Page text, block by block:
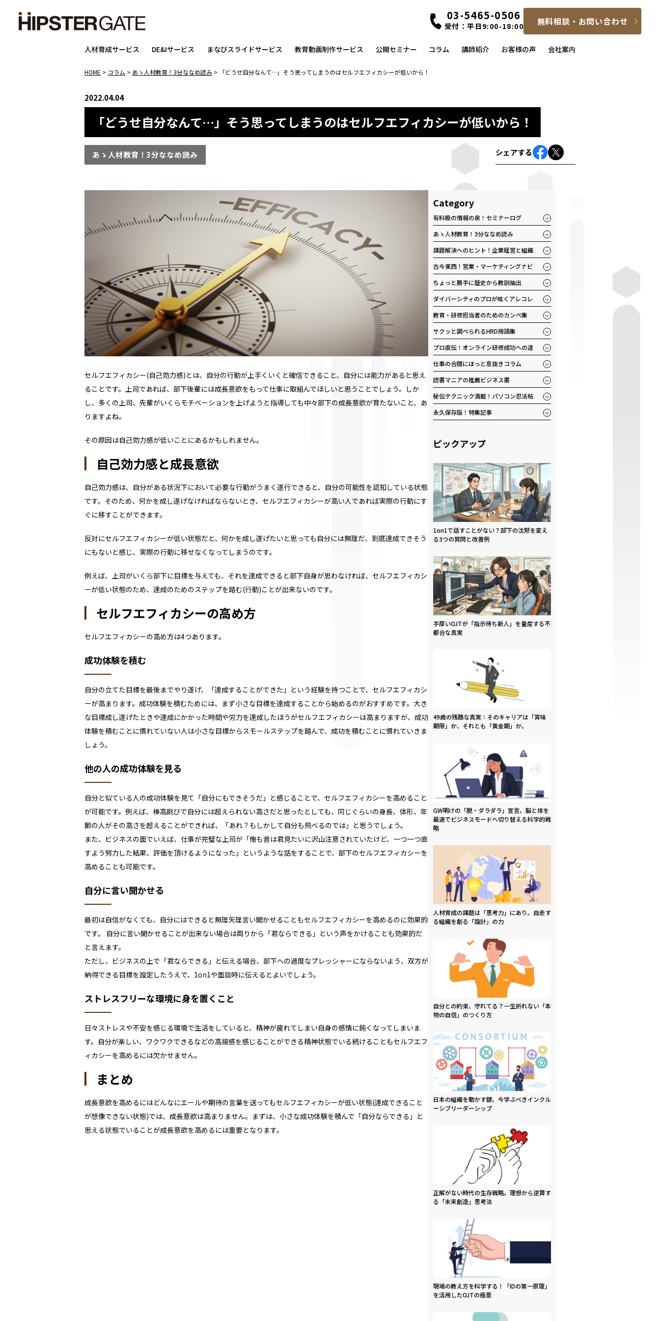
03-5465-0506
受付：平日9:00-18:00 無料相談・お問い合わせ
人材育成サービス DE&Iサービス まなびスライドサービス 教育動画制作サービス 公開セミナー コラム 講師紹介 お客様の声 会社案内
HOME > コラム > あゝ人材教育！3分ななめ読み > 「どうせ自分なんて…」そう思ってしまうのはセルフエフィカシーが低いから！
2022.04.04
「どうせ自分なんて…」そう思ってしまうのはセルフエフィカシーが低いから！
あゝ人材教育！3分ななめ読み シェアする
セルフエフィカシー(自己効力感)とは、自分の行動が上手くいくと確信できること、自分には能力があると思え
ることです。上司であれば、部下後輩には成長意欲をもって仕事に取組んでほしいと思うことでしょう。しか
し、多くの上司、先輩がいくらモチベーションを上げようと指導しても中々部下の成長意欲が育たないこと、あ
りますよね。
その原因は自己効力感が低いことにあるかもしれません。
自己効力感と成長意欲
自己効力感は、自分がある状況下において必要な行動がうまく遂行できると、自分の可能性を認知している状態
です。そのため、何かを成し遂げなければならないとき、セルフエフィカシーが高い人であれば実際の行動にす
ぐに移すことができます。
反対にセルフエフィカシーが低い状態だと、何かを成し遂げたいと思っても自分には無理だ、到底達成できそう
にもないと感じ、実際の行動に移せなくなってしまうのです。
例えば、上司がいくら部下に目標を与えても、それを達成できると部下自身が思わなければ、セルフエフィカシ
ーが低い状態のため、達成のためのステップを踏む(行動)ことが出来ないのです。
セルフエフィカシーの高め方
セルフエフィカシーの高め方は4つあります。
成功体験を積む
自分の立てた目標を最後までやり遂げ、「達成することができた」という経験を持つことで、セルフエフィカシ
ーが高まります。成功体験を積むためには、まず小さな目標を達成することから始めるのがおすすめです。大き
な目標成し遂げたときや達成にかかった時間や労力を達成したほうがセルフエフィカシーは高まりますが、成功
体験を積むことに慣れていない人は小さな目標からスモールステップを踏んで、成功を積むことに慣れていきま
しょう。
他の人の成功体験を見る
自分と似ている人の成功体験を見て「自分にもできそうだ」と感じることで、セルフエフィカシーを高めること
が可能です。例えば、棒高跳びで自分には超えられない高さだと思ったとしても、同じぐらいの身長、体形、年
齢の人がその高さを超えることができれば、「あれ？もしかして自分も飛べるのでは」と思うでしょう。
また、ビジネスの面でいえば、仕事が完璧な上司が「俺も昔は君見たいに沢山注意されていたけど、一つ一つ直
すよう努力した結果、評価を頂けるようになった」というような話をすることで、部下のセルフエフィカシーを
高めることも可能です。
自分に言い聞かせる
最初は自信がなくても、自分にはできると無理矢理言い聞かせることもセルフエフィカシーを高めるのに効果的
です。
自分に言い聞かせることが出来ない場合は周りから「君ならできる」という声をかけることも効果的だ
と言えます。
ただし、ビジネスの上で「君ならできる」と伝える場合、部下への過度なプレッシャーにならないよう、双方が
納得できる目標を設定したうえで、 1on1や面談時に伝えるとよいでしょう。
ストレスフリーな環境に身を置くこと
日々ストレスや不安を感じる環境で生活をしていると、精神が疲れてしまい自身の感情に鈍くなってしまいま
す。自分が楽しい、ワクワクできるなどの高揚感を感じることができる精神状態でいる続けることもセルフエフ
ィカシーを高めるには欠かせません。
まとめ
成長意欲を高めるにはどんなにエールや期待の言葉を送ってもセルフエフィカシーが低い状態(達成できること
が想像できない状態)では、成長意欲は高まりません。まずは、小さな成功体験を積んで「自分ならできる」と
思える状態でいることが成長意欲を高めるには重要となります。
Category
有料級の情報の泉！セミナーログ
あゝ人材教育！3分ななめ読み
課題解決へのヒント！企業経営と組織
古今東西！営業・マーケティングナビ
ちょっと勝手に歴史から教訓抽出
ダイバーシティのプロが呟くアレコレ
教育・研修担当者のためのカンペ集
サクッと調べられるHRD用語集
プロ直伝！オンライン研修成功への道
仕事の合間にほっと息抜きコラム
読書マニアの推薦ビジネス書
秘伝テクニック満載！パソコン忍法帖
永久保存版！特集記事
ピックアップ
1on1で話すことがない？部下の沈黙を変え
る3つの質問と改善例
手厚いOJTが「指示待ち新人」を量産する不
都合な真実
49歳の残酷な真実：そのキャリアは「賞味
期限」か、それとも「黄金期」か。
GW明けの「脱・ダラダラ」宣言。脳と体を
最速でビジネスモードへ切り替える科学的戦
略
人材育成の課題は「思考力」にあり。自走す
る組織を創る「設計」の力
自分との約束、守れてる？一生折れない「本
物の自信」のつくり方
日本の組織を動かす鍵。今学ぶべきインクル
ーシブリーダーシップ
正解がない時代の生存戦略。理想から逆算す
る「未来創造」思考法
現場の教え方を科学する！「IDの第一原理」
を活用したOJTの極意